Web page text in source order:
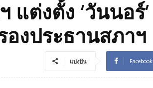
แต่งตั้ง ‘วันนอร์’
องประธานสภาฯ
แบ่งปัน Facebook